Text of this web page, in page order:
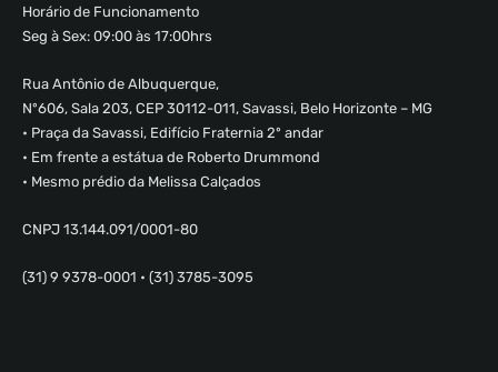
Horário de Funcionamento
Seg à Sex: 09:00 às 17:00hrs
Rua Antônio de Albuquerque,
Nº606, Sala 203, CEP 30112-011, Savassi, Belo Horizonte – MG
• Praça da Savassi, Edifício Fraternia 2º andar
• Em frente a estátua de Roberto Drummond
• Mesmo prédio da Melissa Calçados
CNPJ 13.144.091/0001-80
(31) 9 9378-0001 • (31) 3785-3095